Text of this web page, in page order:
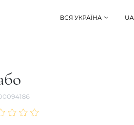
ВСЯ УКРАЇНА UA